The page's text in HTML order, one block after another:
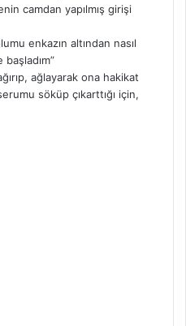
camdan yapılmış girişi
enkazın altından nasıl
ağlayarak ona hakikat
söküp çıkarttığı için,